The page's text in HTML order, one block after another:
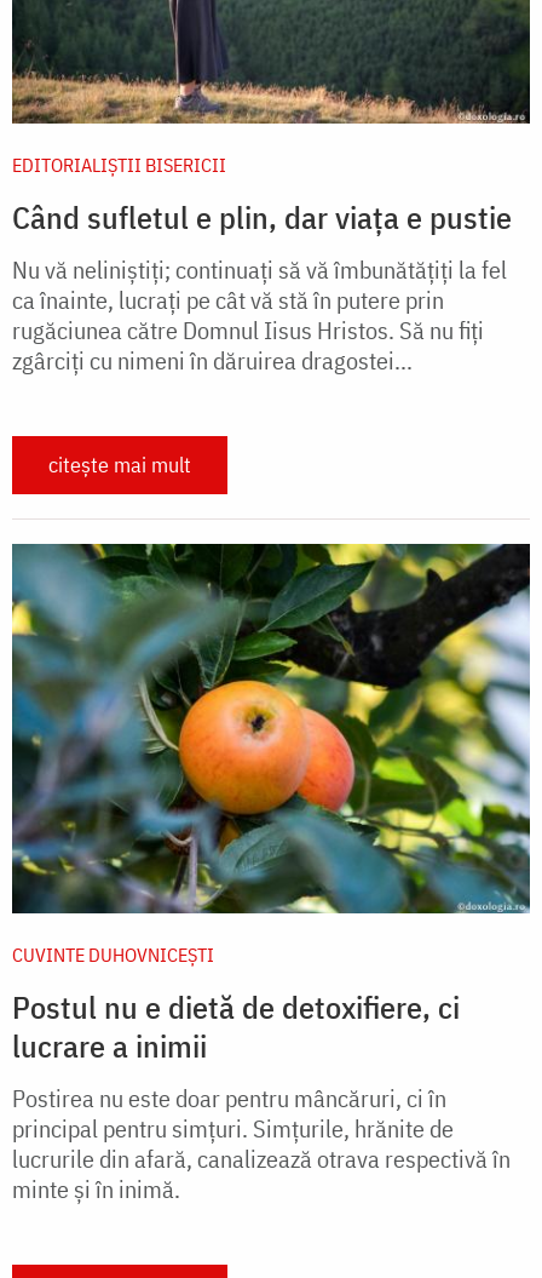
EDITORIALIȘTII BISERICII
Când sufletul e plin, dar viața e pustie
Nu vă neliniștiți; continuați să vă îmbunătățiți la fel
ca înainte, lucrați pe cât vă stă în putere prin
rugăciunea către Domnul Iisus Hristos. Să nu fiți
zgârciți cu nimeni în dăruirea dragostei...
citește mai mult
CUVINTE DUHOVNICEȘTI
Postul nu e dietă de detoxifiere, ci
lucrare a inimii
Postirea nu este doar pentru mâncăruri, ci în
principal pentru simțuri. Simțurile, hrănite de
lucrurile din afară, canalizează otrava respectivă în
minte și în inimă.